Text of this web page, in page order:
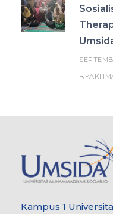
BY
Kampus 1